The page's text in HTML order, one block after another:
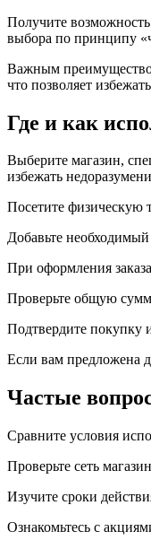
Получите
выбора по принципу
Важным
что позволяет
Где и как
Выберите магазин,
избежать
Посетите физическую
Добавьте
При оформления
Проверьте общую
Подтвердите покупку
Если вам предложена
Частые
Сравните условия
Проверьте сеть
Изучите сроки
Ознакомьтесь с